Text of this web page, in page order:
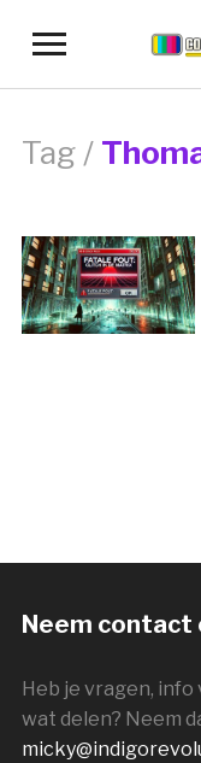
Toggle
navigation
Tag /
Neem contact
Heb je vragen, info
wat delen? Neem